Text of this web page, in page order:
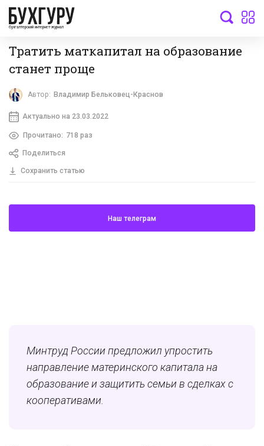
бухгалтерский интернет-журнал
Тратить маткапитал на образование
станет проще
Автор: Владимир Бельковец-Краснов
Актуально на 23.03.2022
Прочитано: 718 раз
Поделиться
Сохранить статью
Наш телеграм
Минтруд России предложил упростить
направление материнского капитала на
образование и защитить семьи в сделках с
кооперативами.